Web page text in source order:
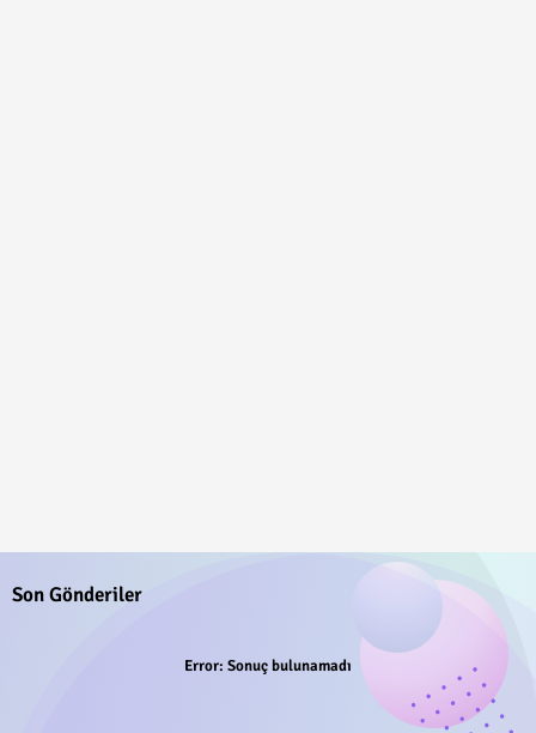
Son Gönderiler
Error: Sonuç bulunamadı